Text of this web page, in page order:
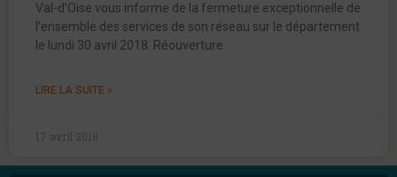
Val-d’Oise vous informe de la fermeture exceptionnelle de
l’ensemble des services de son réseau sur le département
le lundi 30 avril 2018. Réouverture
LIRE LA SUITE »
17 avril 2018